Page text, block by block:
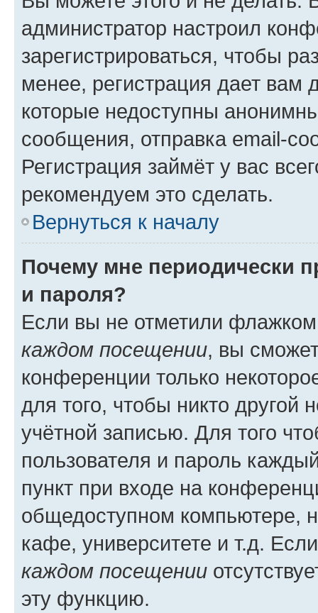
администратор настроил
зарегистрироваться, чтобы
менее, регистрация дает вам
которые недоступны
сообщения, отправка email-
Регистрация займёт у вас
рекомендуем это сделать.
Вернуться к началу
Почему мне периодически
и пароля?
Если вы не отметили
каждом посещении, вы
конференции только
для того, чтобы никто другой
учётной записью. Для того
пользователя и пароль
пункт при входе на
общедоступном компьютере,
кафе, университете и т.д.
каждом посещении
эту функцию.